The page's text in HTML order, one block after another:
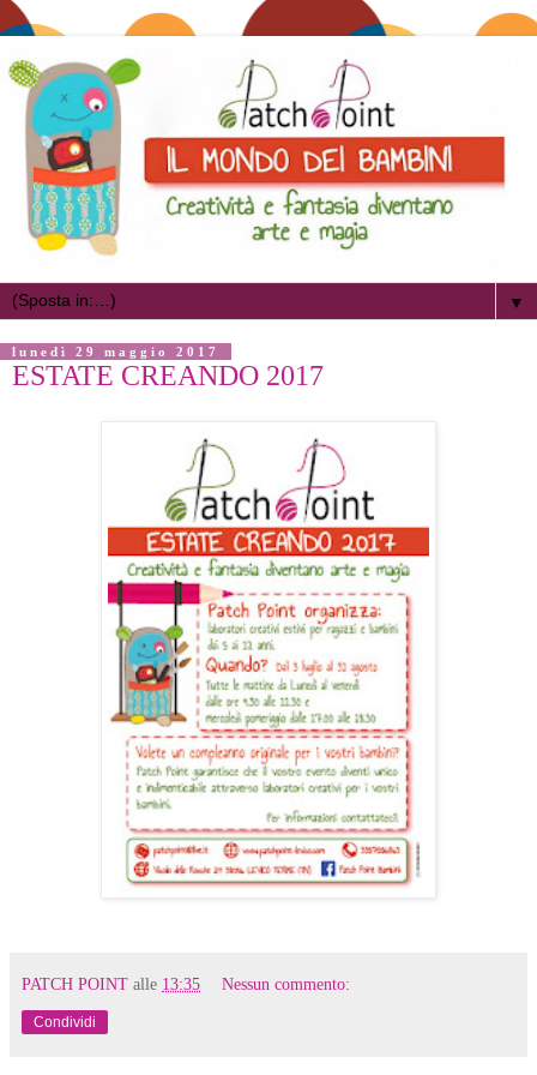
▼
lunedì 29 maggio 2017
ESTATE CREANDO 2017
PATCH POINT alle 13:35 Nessun commento:
Condividi